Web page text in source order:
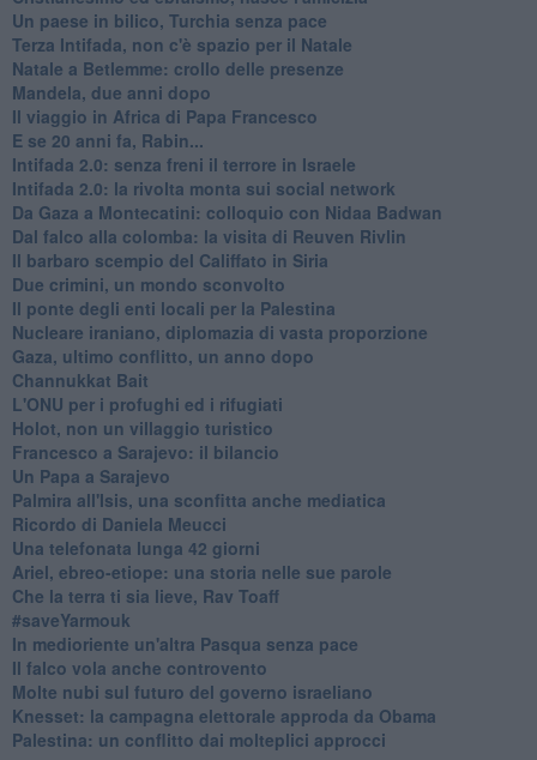
Un paese in bilico, Turchia senza pace
Terza Intifada, non c'è spazio per il Natale
Natale a Betlemme: crollo delle presenze
Mandela, due anni dopo
Il viaggio in Africa di Papa Francesco
E se 20 anni fa, Rabin...
Intifada 2.0: senza freni il terrore in Israele
Intifada 2.0: la rivolta monta sui social network
Da Gaza a Montecatini: colloquio con Nidaa Badwan
Dal falco alla colomba: la visita di Reuven Rivlin
Il barbaro scempio del Califfato in Siria
Due crimini, un mondo sconvolto
Il ponte degli enti locali per la Palestina
Nucleare iraniano, diplomazia di vasta proporzione
Gaza, ultimo conflitto, un anno dopo
Channukkat Bait
L'ONU per i profughi ed i rifugiati
Holot, non un villaggio turistico
Francesco a Sarajevo: il bilancio
Un Papa a Sarajevo
Palmira all'Isis, una sconfitta anche mediatica
Ricordo di Daniela Meucci
​Una telefonata lunga 42 giorni
​Ariel, ebreo-etiope: una storia nelle sue parole
Che la terra ti sia lieve, Rav Toaff
​#saveYarmouk
​In medioriente un'altra Pasqua senza pace
​Il falco vola anche controvento
Molte nubi sul futuro del governo israeliano
Knesset: la campagna elettorale approda da Obama
Palestina: un conflitto dai molteplici approcci